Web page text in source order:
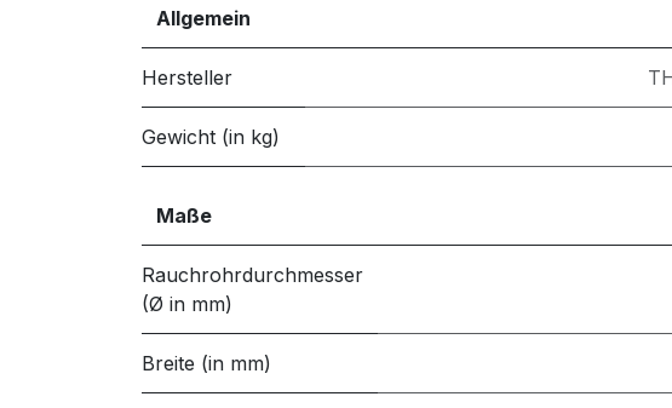
Allgemein
Hersteller
Gewicht (in kg)
Maße
Rauchrohrdurchmesser
(Ø in mm)
Breite (in mm)